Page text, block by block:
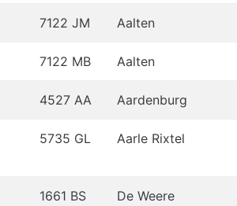
7122 JM Aalten
7122 MB Aalten
4527 AA Aardenburg
5735 GL Aarle Rixtel
1661 BS De Weere